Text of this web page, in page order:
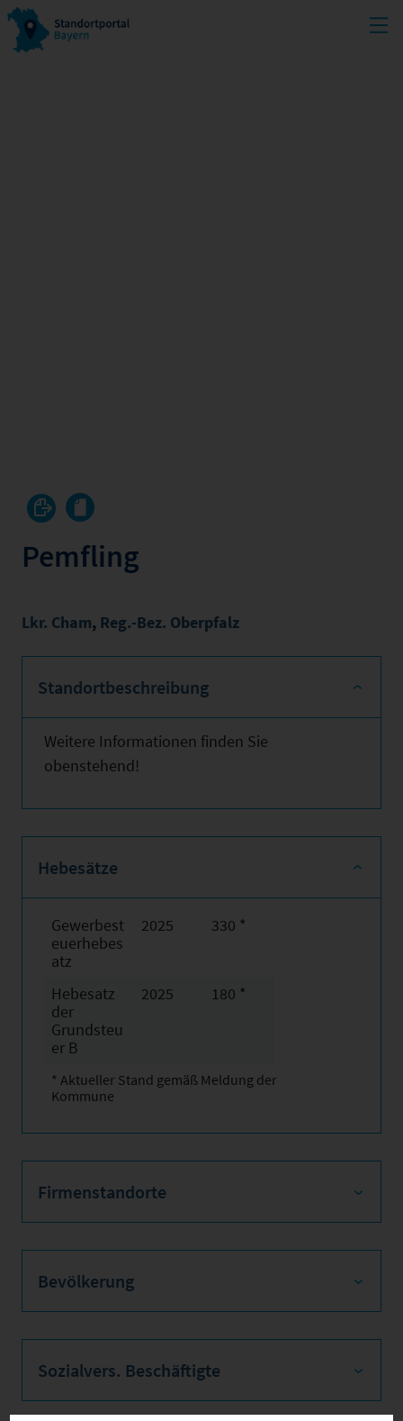
Pemfling
Lkr. Cham, Reg.-Bez. Oberpfalz
Standortbeschreibung
Weitere Informationen finden Sie
obenstehend!
Hebesätze
Gewerbest
euerhebes
atz
2025 330 *
Hebesatz
der
Grundsteu
er B
2025 180 *
* Aktueller Stand gemäß Meldung der
Kommune
Firmenstandorte
Bevölkerung
Sozialvers. Beschäftigte